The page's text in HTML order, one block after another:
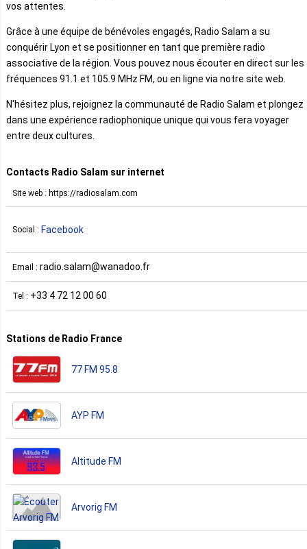
vos attentes.
Grâce à une équipe de bénévoles engagés, Radio Salam a su
conquérir Lyon et se positionner en tant que première radio
associative de la région. Vous pouvez nous écouter en direct sur les
fréquences 91.1 et 105.9 MHz FM, ou en ligne via notre site web.
N'hésitez plus, rejoignez la communauté de Radio Salam et plongez
dans une expérience radiophonique unique qui vous fera voyager
entre deux cultures.
Contacts Radio Salam sur internet
Site web : https://radiosalam.com
Social : Facebook
Email : radio.salam@wanadoo.fr
Tel : +33 4 72 12 00 60
Stations de Radio France
77 FM 95.8
AYP FM
Altitude FM
Arvorig FM